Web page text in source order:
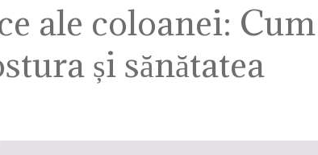
ale coloanei: Cum
și sănătatea